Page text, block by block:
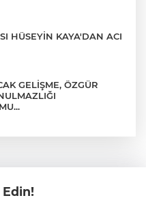
HÜSEYİN KAYA'DAN ACI
GELİŞME, ÖZGÜR